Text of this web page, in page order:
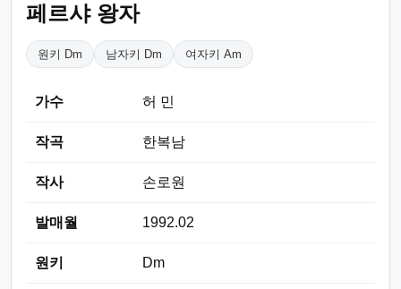
페르샤 왕자
원키 Dm 남자키 Dm 여자키 Am
가수 허 민
작곡 한복남
작사 손로원
발매월 1992.02
원키 Dm